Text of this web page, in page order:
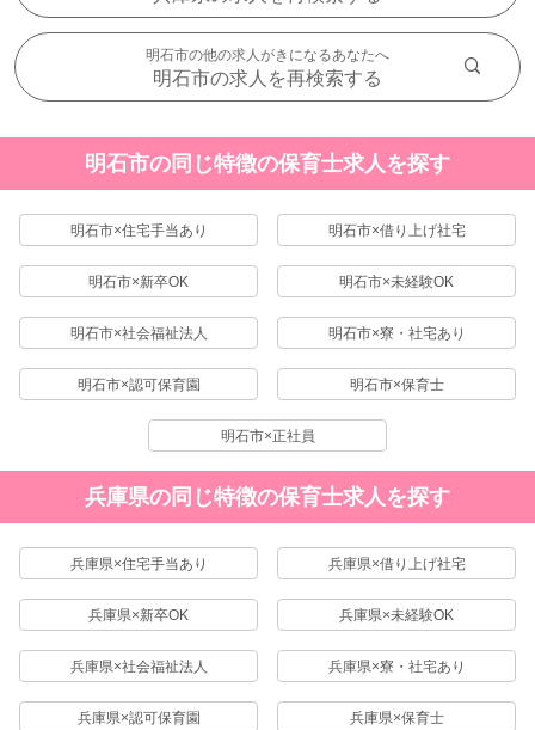
明石市の他の求人がきになるあなたへ
明石市の求人を再検索する
明石市の同じ特徴の保育士求人を探す
明石市×住宅手当あり 明石市×借り上げ社宅
明石市×新卒OK 明石市×未経験OK
明石市×社会福祉法人 明石市×寮・社宅あり
明石市×認可保育園 明石市×保育士
明石市×正社員
兵庫県の同じ特徴の保育士求人を探す
兵庫県×住宅手当あり 兵庫県×借り上げ社宅
兵庫県×新卒OK 兵庫県×未経験OK
兵庫県×社会福祉法人 兵庫県×寮・社宅あり
兵庫県×認可保育園 兵庫県×保育士